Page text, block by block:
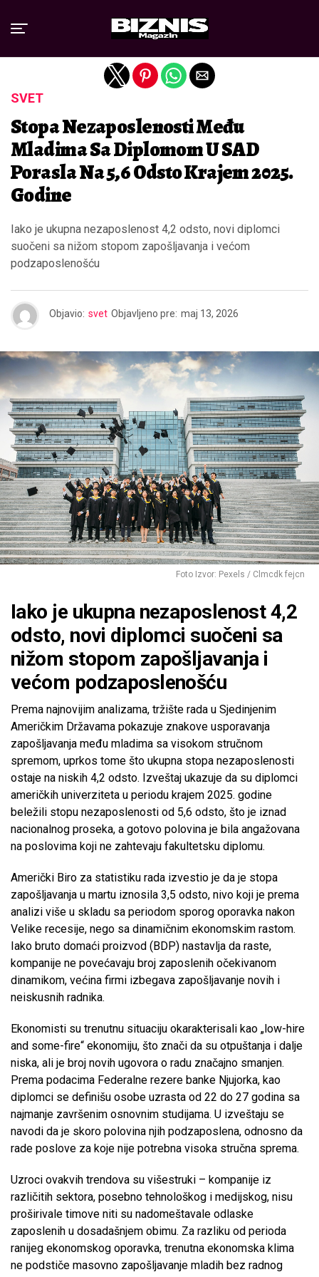
SVET
Stopa Nezaposlenosti Među
Mladima Sa Diplomom U SAD
Porasla Na 5,6 Odsto Krajem 2025.
Godine
Iako je ukupna nezaposlenost 4,2 odsto, novi diplomci
suočeni sa nižom stopom zapošljavanja i većom
podzaposlenošću
Objavio: svet Objavljeno pre: maj 13, 2026
Foto Izvor: Pexels / Clmcdk fejcn
Iako je ukupna nezaposlenost 4,2
odsto, novi diplomci suočeni sa
nižom stopom zapošljavanja i
većom podzaposlenošću
Prema najnovijim analizama, tržište rada u Sjedinjenim
Američkim Državama pokazuje znakove usporavanja
zapošljavanja među mladima sa visokom stručnom
spremom, uprkos tome što ukupna stopa nezaposlenosti
ostaje na niskih 4,2 odsto. Izveštaj ukazuje da su diplomci
američkih univerziteta u periodu krajem 2025. godine
beležili stopu nezaposlenosti od 5,6 odsto, što je iznad
nacionalnog proseka, a gotovo polovina je bila angažovana
na poslovima koji ne zahtevaju fakultetsku diplomu.
Američki Biro za statistiku rada izvestio je da je stopa
zapošljavanja u martu iznosila 3,5 odsto, nivo koji je prema
analizi više u skladu sa periodom sporog oporavka nakon
Velike recesije, nego sa dinamičnim ekonomskim rastom.
Iako bruto domaći proizvod (BDP) nastavlja da raste,
kompanije ne povećavaju broj zaposlenih očekivanom
dinamikom, većina firmi izbegava zapošljavanje novih i
neiskusnih radnika.
Ekonomisti su trenutnu situaciju okarakterisali kao „low-hire
and some-fire“ ekonomiju, što znači da su otpuštanja i dalje
niska, ali je broj novih ugovora o radu značajno smanjen.
Prema podacima Federalne rezere banke Njujorka, kao
diplomci se definišu osobe uzrasta od 22 do 27 godina sa
najmanje završenim osnovnim studijama. U izveštaju se
navodi da je skoro polovina njih podzaposlena, odnosno da
rade poslove za koje nije potrebna visoka stručna sprema.
Uzroci ovakvih trendova su višestruki – kompanije iz
različitih sektora, posebno tehnološkog i medijskog, nisu
proširivale timove niti su nadomeštavale odlaske
zaposlenih u dosadašnjem obimu. Za razliku od perioda
ranijeg ekonomskog oporavka, trenutna ekonomska klima
ne podstiče masovno zapošljavanje mladih bez radnog
Exit mobile version